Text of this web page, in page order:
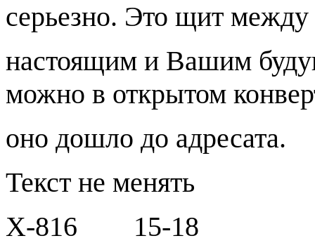
серьезно. Это щит
настоящим и Вашим
можно в открытом
оно дошло до адресата.
Текст не менять
Х-816
15-18